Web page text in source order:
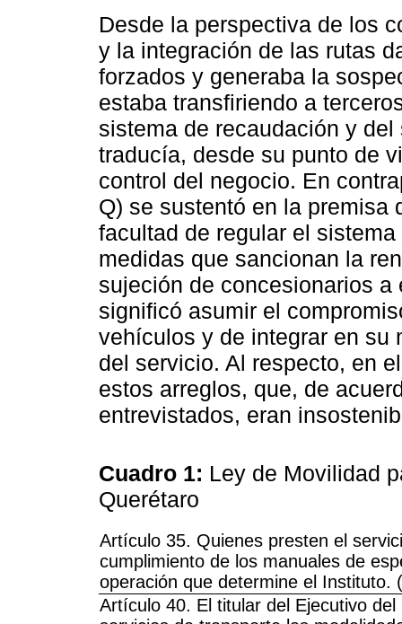
Desde la perspectiva de los
y la integración de las rutas
forzados y generaba la
estaba transfiriendo a
sistema de recaudación y
traducía, desde su punto de
control del negocio. En
Q) se sustentó en la premisa
facultad de regular el
medidas que sancionan la
sujeción de concesionarios
significó asumir el
vehículos y de integrar en su
del servicio. Al respecto, en
estos arreglos, que, de
entrevistados, eran
Cuadro 1: Ley de Movilidad
Querétaro
Artículo 35. Quienes presten el
cumplimiento de los manuales de
operación que determine el
Artículo 40. El titular del Ejecutivo